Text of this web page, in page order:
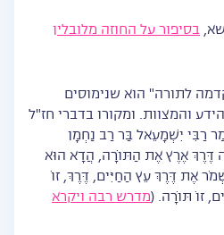
בסיפור על החוזה מלובלין
לתורה" הוא שנימוסים
והמצוות. ומקורו בדברי חז"ל
רַבִּי יִשְׁמָעֵאל בַּר רַב נַחְמָן
דֶּרֶךְ אֶרֶץ אֶת הַתּוֹרָה, הֲדָא הוּא
אֶת דֶּרֶךְ עֵץ הַחַיִּים, דֶּרֶךְ, זוֹ
זוֹ תּוֹרָה. (מדרש רבה ויקרא